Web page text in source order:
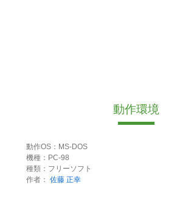
動作環境
動作OS：MS-DOS
機種：PC-98
種類：フリーソフト
作者： 佐藤 正幸